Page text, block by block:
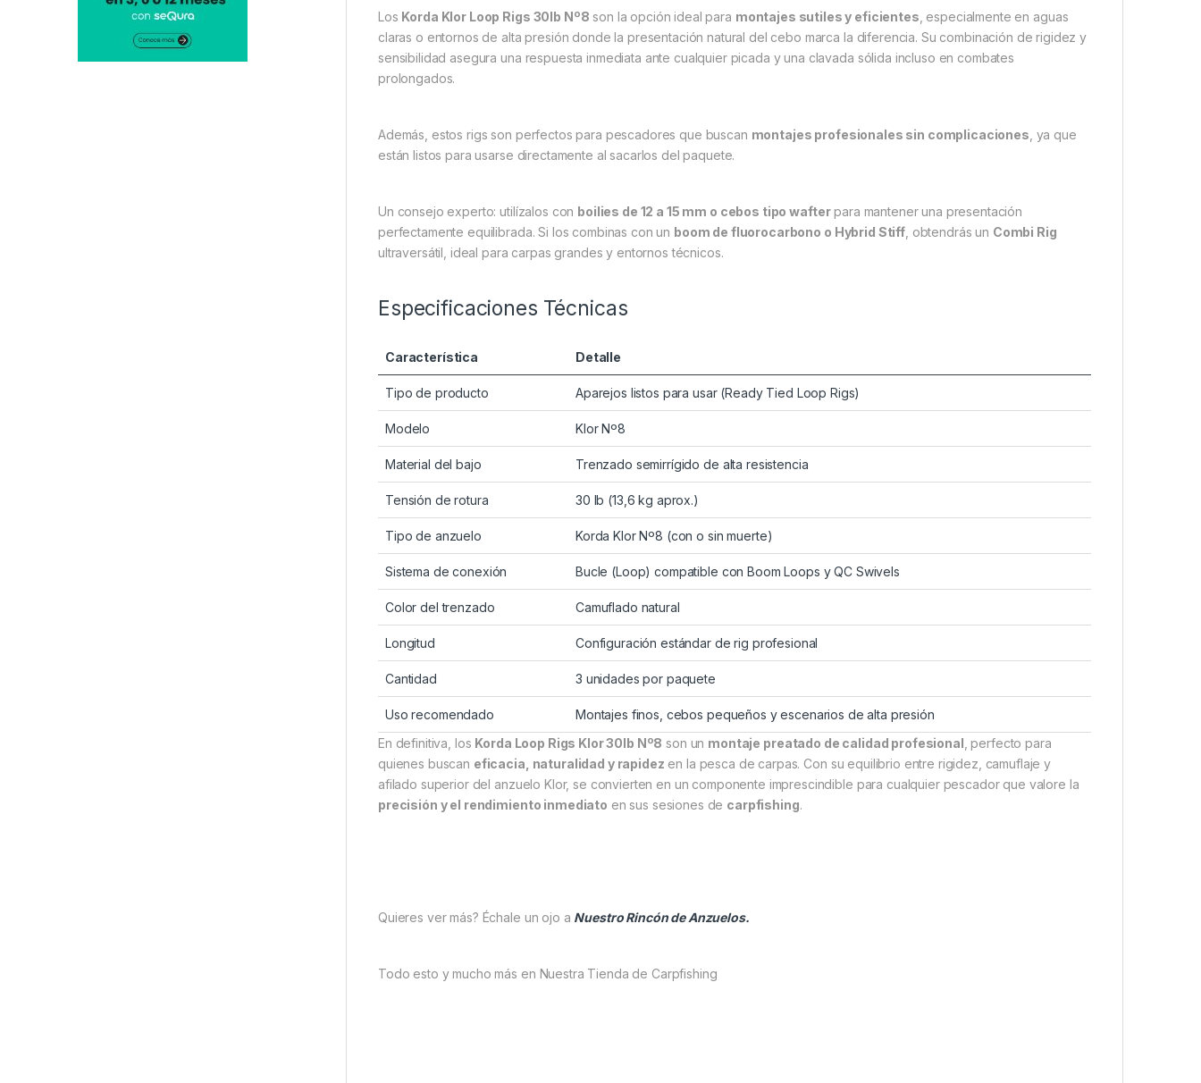
Los Korda Klor Loop Rigs 30lb Nº8 son la opción ideal para montajes sutiles y eficientes , especialmente en aguas
claras o entornos de alta presión donde la presentación natural del cebo marca la diferencia. Su combinación de rigidez y
sensibilidad asegura una respuesta inmediata ante cualquier picada y una clavada sólida incluso en combates
prolongados.
Además, estos rigs son perfectos para pescadores que buscan montajes profesionales sin complicaciones , ya que
están listos para usarse directamente al sacarlos del paquete.
Un consejo experto: utilízalos con boilies de 12 a 15 mm o cebos tipo wafterpara mantener una presentación
perfectamente equilibrada. Si los combinas con un boom de fluorocarbono o Hybrid Stiff, obtendrás un Combi Rig
ultraversátil, ideal para carpas grandes y entornos técnicos.
Especificaciones Técnicas
Característica Detalle
Tipo de producto Aparejos listos para usar (Ready Tied Loop Rigs)
Modelo Klor Nº8
Material del bajo Trenzado semirrígido de alta resistencia
Tensión de rotura 30 lb (13,6 kg aprox.)
Tipo de anzuelo Korda Klor Nº8 (con o sin muerte)
Sistema de conexión Bucle (Loop) compatible con Boom Loops y QC Swivels
Color del trenzado Camuflado natural
Longitud Configuración estándar de rig profesional
Cantidad 3 unidades por paquete
Uso recomendado
Montajes finos, cebos pequeños y escenarios de alta presión
En definitiva, los Korda Loop Rigs Klor 30lb Nº8 son un montaje preatado de calidad profesional , perfecto para
quienes buscan eficacia, naturalidad y rapidez en la pesca de carpas. Con su equilibrio entre rigidez, camuflaje y
afilado superior del anzuelo Klor, se convierten en un componente imprescindible para cualquier pescador que valore la
precisión y el rendimiento inmediato en sus sesiones de carpfishing.
Quieres ver más? Échale un ojo a Nuestro Rincón de Anzuelos.
Todo esto y mucho más en Nuestra Tienda de Carpfishing